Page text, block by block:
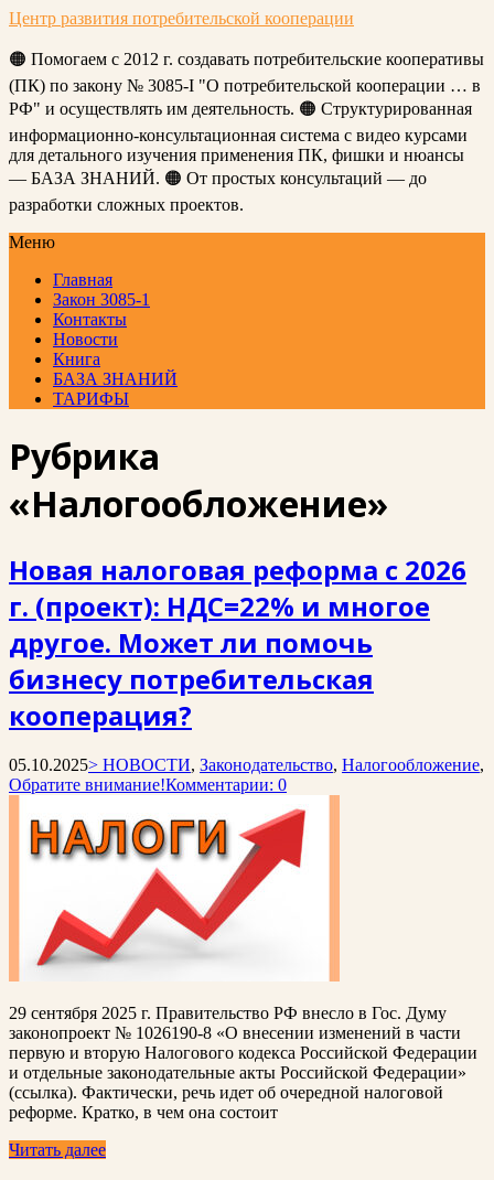
Центр развития потребительской кооперации
🟠 Помогаем с 2012 г. создавать потребительские кооперативы
(ПК) по закону № 3085-I "О потребительской кооперации … в
РФ" и осуществлять им деятельность. 🟠 Структурированная
информационно-консультационная система с видео курсами
для детального изучения применения ПК, фишки и нюансы
— БАЗА ЗНАНИЙ. 🟠 От простых консультаций — до
разработки сложных проектов.
Меню
Главная
Закон 3085-1
Контакты
Новости
Книга
БАЗА ЗНАНИЙ
ТАРИФЫ
Рубрика
«Налогообложение»
Новая налоговая реформа с 2026
г. (проект): НДС=22% и многое
другое. Может ли помочь
бизнесу потребительская
кооперация?
05.10.2025> НОВОСТИ, Законодательство, Налогообложение,
Обратите внимание!Комментарии: 0
29 сентября 2025 г. Правительство РФ внесло в Гос. Думу
законопроект № 1026190-8 «О внесении изменений в части
первую и вторую Налогового кодекса Российской Федерации
и отдельные законодательные акты Российской Федерации»
(ссылка). Фактически, речь идет об очередной налоговой
реформе. Кратко, в чем она состоит
Читать далее